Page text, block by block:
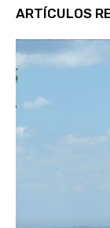
ARTÍCULOS